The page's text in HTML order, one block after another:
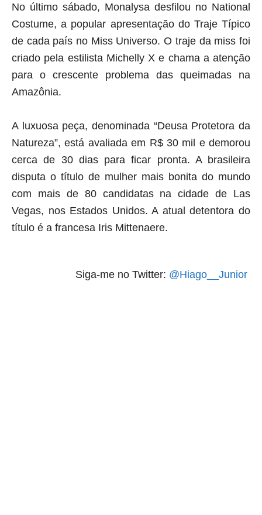
No último sábado, Monalysa desfilou no National
Costume, a popular apresentação do Traje Típico
de cada país no Miss Universo. O traje da miss foi
criado pela estilista Michelly X e chama a atenção
para o crescente problema das queimadas na
Amazônia.
A luxuosa peça, denominada “Deusa Protetora da
Natureza”, está avaliada em R$ 30 mil e demorou
cerca de 30 dias para ficar pronta. A brasileira
disputa o título de mulher mais bonita do mundo
com mais de 80 candidatas na cidade de Las
Vegas, nos Estados Unidos. A atual detentora do
título é a francesa Iris Mittenaere.
Siga-me no Twitter: @Hiago__Junior